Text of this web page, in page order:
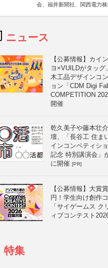
会、福井新聞社、関西電力株
ニュース
【公募情報】カイ
ヨ×VUILDがタッグ
木工品デザインコ
ョン「CDM Digi
COMPETITION
開催
乾久美子や藤本壮
壇、「長谷工 住ま
インコンペティシ
記念 特別講演会」
に開催 [PR]
【公募情報】大賞
円！学生向け創作
「サイゲームス ク
ィブコンテスト
特集